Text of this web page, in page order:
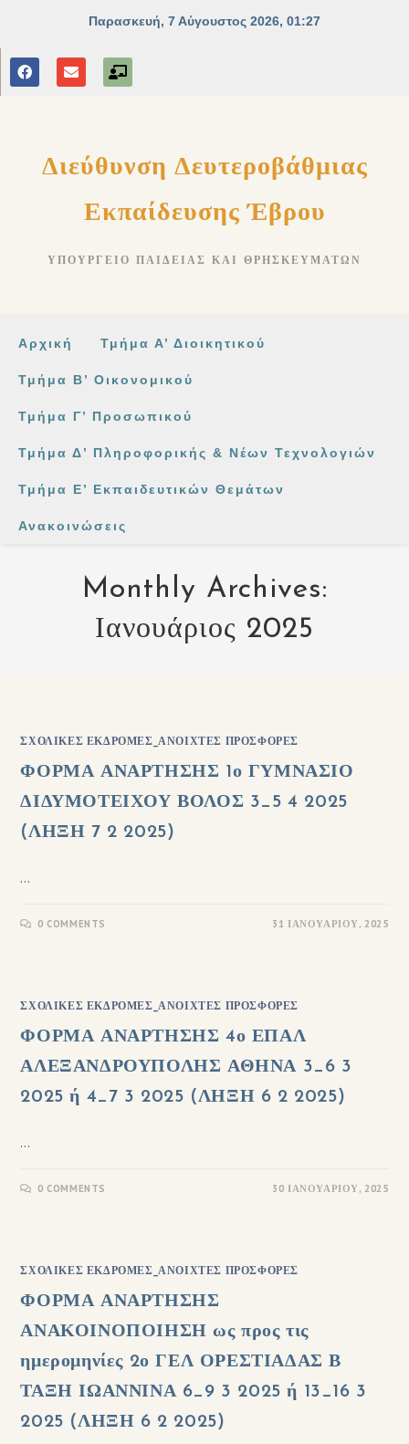
Διεύθυνση Δευτεροβάθμιας
Εκπαίδευσης Έβρου
ΥΠΟΥΡΓΕΊΟ ΠΑΙΔΕΊΑΣ ΚΑΙ ΘΡΗΣΚΕΥΜΆΤΩΝ
Αρχική Τμήμα Α’ Διοικητικού
Τμήμα Β’ Οικονομικού
Τμήμα Γ’ Προσωπικού
Τμήμα Δ’ Πληροφορικής & Νέων Τεχνολογιών
Τμήμα Ε’ Εκπαιδευτικών Θεμάτων
Ανακοινώσεις
Monthly Archives:
Ιανουάριος 2025
ΣΧΟΛΙΚΈΣ ΕΚΔΡΟΜΈΣ_ΑΝΟΙΧΤΈΣ ΠΡΟΣΦΟΡΈΣ
ΦΟΡΜΑ ΑΝΑΡΤΗΣΗΣ 1ο ΓΥΜΝΑΣΙΟ
ΔΙΔΥΜΟΤΕΙΧΟΥ ΒΟΛΟΣ 3_5 4 2025
(ΛΗΞΗ 7 2 2025)
…
0 COMMENTS 31 ΙΑΝΟΥΑΡΊΟΥ, 2025
ΣΧΟΛΙΚΈΣ ΕΚΔΡΟΜΈΣ_ΑΝΟΙΧΤΈΣ ΠΡΟΣΦΟΡΈΣ
ΦΟΡΜΑ ΑΝΑΡΤΗΣΗΣ 4ο ΕΠΑΛ
ΑΛΕΞΑΝΔΡΟΥΠΟΛΗΣ ΑΘΗΝΑ 3_6 3
2025 ή 4_7 3 2025 (ΛΗΞΗ 6 2 2025)
…
0 COMMENTS 30 ΙΑΝΟΥΑΡΊΟΥ, 2025
ΣΧΟΛΙΚΈΣ ΕΚΔΡΟΜΈΣ_ΑΝΟΙΧΤΈΣ ΠΡΟΣΦΟΡΈΣ
ΦΟΡΜΑ ΑΝΑΡΤΗΣΗΣ
ΑΝΑΚΟΙΝΟΠΟΙΗΣΗ ως προς τις
ημερομηνίες 2ο ΓΕΛ ΟΡΕΣΤΙΑΔΑΣ Β
ΤΑΞΗ ΙΩΑΝΝΙΝΑ 6_9 3 2025 ή 13_16 3
2025 (ΛΗΞΗ 6 2 2025)